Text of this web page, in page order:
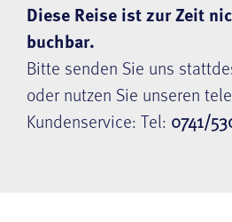
Diese Reise ist zur Zeit
buchbar.
Bitte senden Sie uns
oder nutzen Sie unseren
Kundenservice: Tel: 0741/